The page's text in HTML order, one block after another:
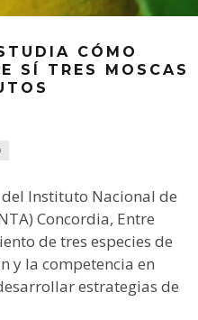
CÓMO
SÍ TRES MOSCAS
Instituto Nacional de
Concordia, Entre
de tres especies de
y la competencia en
estrategias de